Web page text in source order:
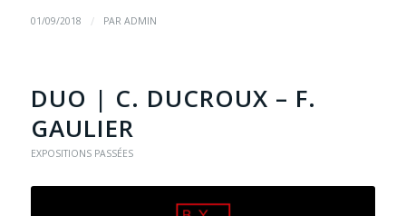
01/09/2018 / PAR ADMIN
DUO | C. DUCROUX – F.
GAULIER
EXPOSITIONS PASSÉES